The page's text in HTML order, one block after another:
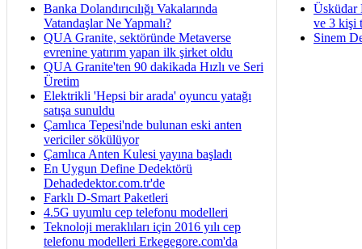
Banka Dolandırıcılığı Vakalarında
Vatandaşlar Ne Yapmalı?
QUA Granite, sektöründe Metaverse
evrenine yatırım yapan ilk şirket oldu
QUA Granite'ten 90 dakikada Hızlı ve Seri
Üretim
Elektrikli 'Hepsi bir arada' oyuncu yatağı
satışa sunuldu
Çamlıca Tepesi'nde bulunan eski anten
vericiler sökülüyor
Çamlıca Anten Kulesi yayına başladı
En Uygun Define Dedektörü
Dehadedektor.com.tr'de
Farklı D-Smart Paketleri
4.5G uyumlu cep telefonu modelleri
Teknoloji meraklıları için 2016 yılı cep
telefonu modelleri Erkegegore.com'da
Üsküdar
ve 3 kişi
Sinem